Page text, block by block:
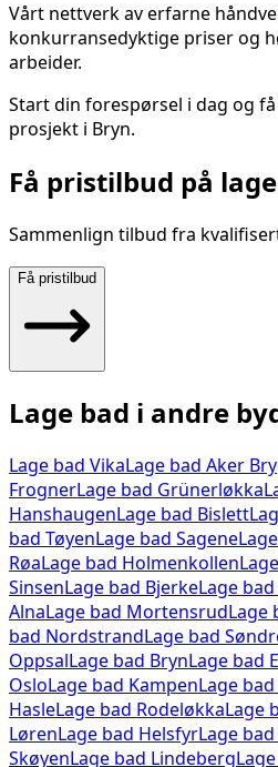
Vårt nettverk av erfarne
konkurransedyktige priser og
arbeider.
Start din forespørsel i dag og
prosjekt i Bryn.
Få pristilbud på
Sammenlign tilbud fra
Få pristilbud
Lage bad i andre
Lage bad VikaLage bad Aker
FrognerLage bad Grünerløkka
HanshaugenLage bad Bislett
bad TøyenLage bad Sagene
RøaLage bad Holmenkollen
SinsenLage bad BjerkeLage bad
AlnaLage bad MortensrudLage
bad NordstrandLage bad
OppsalLage bad BrynLage bad
OsloLage bad KampenLage bad
HasleLage bad RodeløkkaLage
LørenLage bad HelsfyrLage bad
SkøyenLage bad Lindeberg